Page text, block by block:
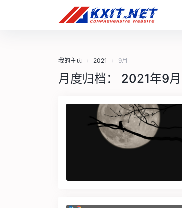
我的主页 › 2021 › 9月
月度归档： 2021年9月